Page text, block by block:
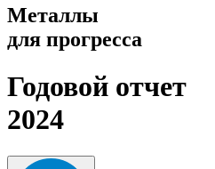
Металлы
для прогресса
Годовой отчет
2024